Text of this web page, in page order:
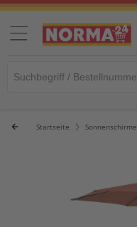
Startseite Sonnenschirme